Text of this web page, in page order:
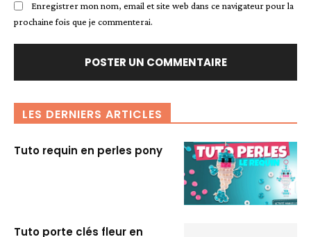
Enregistrer mon nom, email et site web dans ce navigateur pour la
prochaine fois que je commenterai.
LES DERNIERS ARTICLES
Tuto requin en perles pony
Tuto porte clés fleur en